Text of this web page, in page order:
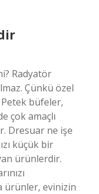
Radyatör
Çünkü özel
büfeler,
çok amaçlı
Dresuar ne işe
küçük bir
ürünlerdir.
ürünler, evinizin